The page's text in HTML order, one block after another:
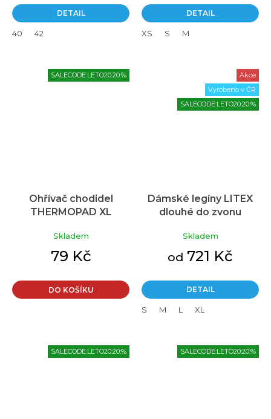
DETAIL
40 42
5
hvězdiček.
DETAIL
XS S M
SALECODE:LETO20:20:%
Ohřívač chodidel
THERMOPAD XL
Skladem
79 Kč
DO KOŠÍKU
Akce
Vyrobeno v ČR
SALECODE:LETO20:20:%
Dámské legíny LITEX
dlouhé do zvonu
Průměrné
produktu
je
3,8
5
hvězdiček.
Skladem
od 721 Kč
DETAIL
S M L XL
SALECODE:LETO20:20:% SALECODE:LETO20:20:%